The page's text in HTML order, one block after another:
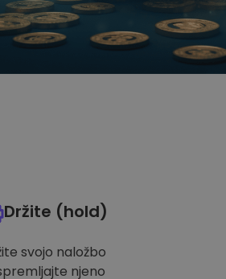
Držite (hold)
svojo naložbo
njeno